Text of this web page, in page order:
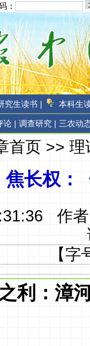
：
究生读书 | 本科生
论 | 调查研究 | 三农动
首页>>理
焦长权：
作
【字
利：漳